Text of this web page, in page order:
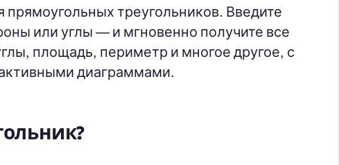
прямоугольных треугольников. Введите
или углы — и мгновенно получите все
площадь, периметр и многое другое, с
диаграммами.